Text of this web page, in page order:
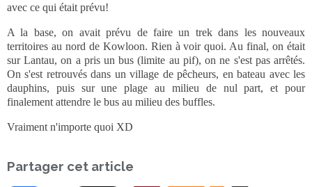
avec ce qui était prévu!
A la base, on avait prévu de faire un trek dans les nouveaux
territoires au nord de Kowloon. Rien à voir quoi. Au final, on était
sur Lantau, on a pris un bus (limite au pif), on ne s'est pas arrêtés.
On s'est retrouvés dans un village de pêcheurs, en bateau avec les
dauphins, puis sur une plage au milieu de nul part, et pour
finalement attendre le bus au milieu des buffles.
Vraiment n'importe quoi XD
Partager cet article